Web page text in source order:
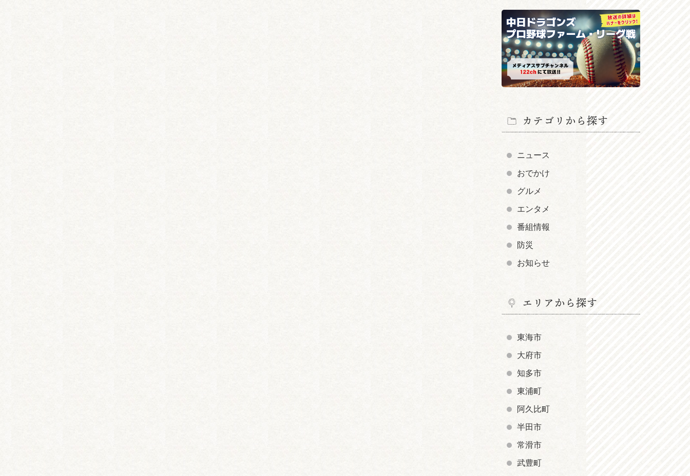
カテゴリから探す
ニュース
おでかけ
グルメ
エンタメ
番組情報
防災
お知らせ
エリアから探す
東海市
大府市
知多市
東浦町
阿久比町
半田市
常滑市
武豊町